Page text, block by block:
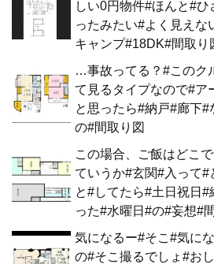
しい0円物件#ほんと#
ったみたい#よく見えな
キャンプ#18DK#間取り
…事故ってる？#このク
て見るタイプなので#ア
と思ったら#納戸#廊下#
の#間取り図
この場合、ご飯はどこ
ていうか#玄関#入って#
と#してたら#土日祝日#
った#水曜日#の#妄想#
気になるー#そこ#気に
の#そこ撮るでしょ#お